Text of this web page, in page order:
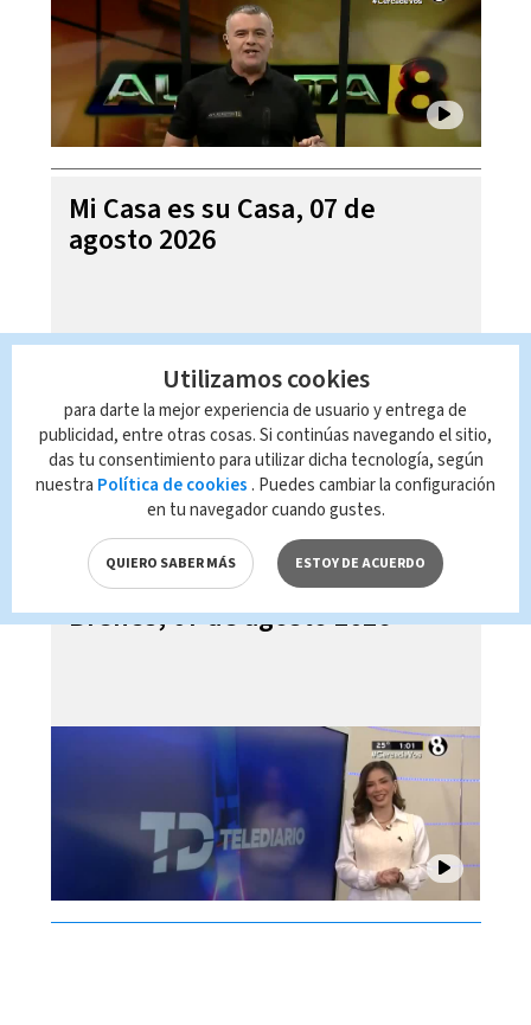
Mi Casa es su Casa, 07 de
agosto 2026
Telediario En Directo con Paula
Brenes, 07 de agosto 2026
Utilizamos cookies
para darte la mejor experiencia de usuario y entrega de
publicidad, entre otras cosas. Si continúas navegando el sitio,
das tu consentimiento para utilizar dicha tecnología, según
nuestra Política de cookies . Puedes cambiar la configuración
en tu navegador cuando gustes.
QUIERO SABER MÁS ESTOY DE ACUERDO